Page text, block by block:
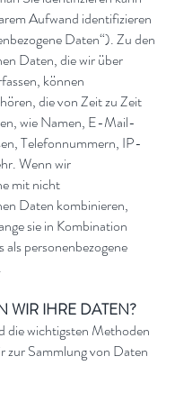
Aufwand identifizieren
Daten“). Zu den
Daten, die wir über
können
die von Zeit zu Zeit
wie Namen, E-Mail-
Telefonnummern, IP-
Wenn wir
mit nicht
Daten kombinieren,
sie in Kombination
als personenbezogene
WIR IHRE DATEN?
die wichtigsten Methoden
zur Sammlung von Daten